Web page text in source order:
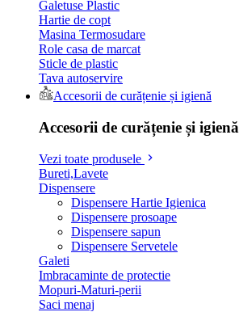
Galetuse Plastic
Hartie de copt
Masina Termosudare
Role casa de marcat
Sticle de plastic
Tava autoservire
Accesorii de curățenie și igienă
Accesorii de curățenie și igienă
Vezi toate produsele
Bureti,Lavete
Dispensere
Dispensere Hartie Igienica
Dispensere prosoape
Dispensere sapun
Dispensere Servetele
Galeti
Imbracaminte de protectie
Mopuri-Maturi-perii
Saci menaj